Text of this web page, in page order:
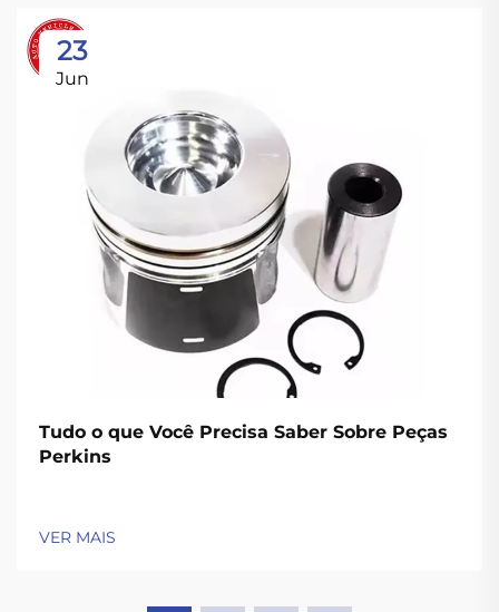
23
Jun
Tudo o que Você Precisa Saber Sobre Peças
Perkins
VER MAIS